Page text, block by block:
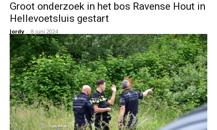
Groot onderzoek in het bos Ravense Hout in
Hellevoetsluis gestart
Jordy - 8 juni 2024